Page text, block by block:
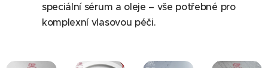
speciální sérum a oleje – vše potřebné pro
komplexní vlasovou péči.